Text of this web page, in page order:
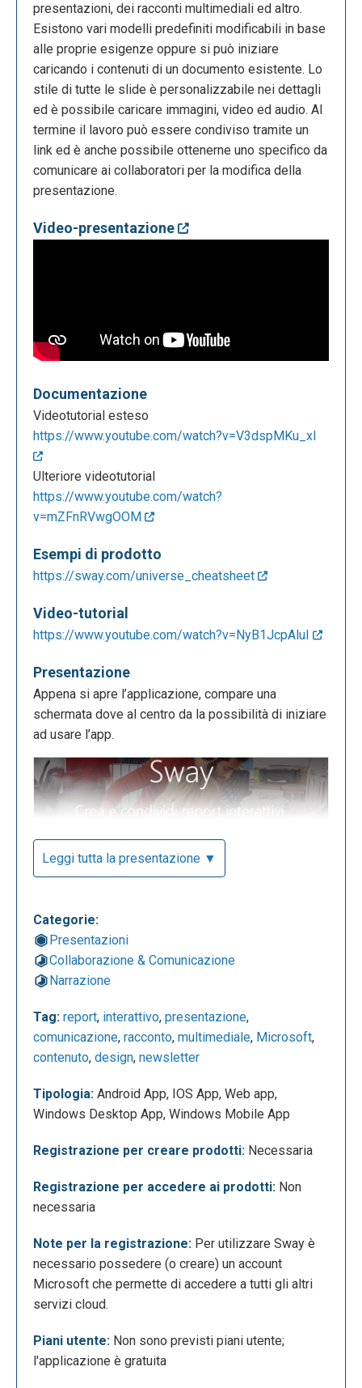
presentazioni, dei racconti multimediali ed altro.
Esistono vari modelli predefiniti modificabili in base
alle proprie esigenze oppure si può iniziare
caricando i contenuti di un documento esistente. Lo
stile di tutte le slide è personalizzabile nei dettagli
ed è possibile caricare immagini, video ed audio. Al
termine il lavoro può essere condiviso tramite un
link ed è anche possibile ottenerne uno specifico da
comunicare ai collaboratori per la modifica della
presentazione.
Video-presentazione
Documentazione
Videotutorial esteso
https://www.youtube.com/watch?v=V3dspMKu_xI
Ulteriore videotutorial
https://www.youtube.com/watch?
v=mZFnRVwgOOM
Esempi di prodotto
https://sway.com/universe_cheatsheet
Video-tutorial
https://www.youtube.com/watch?v=NyB1JcpAluI
Presentazione
Appena si apre l’applicazione, compare una
schermata dove al centro da la possibilità di iniziare
ad usare l’app.
account Microsoft (email o Skype) o inserire un
numero di telefono.
Ora che abbiamo effettuato l’accesso, possiamo
iniziare a creare le nostre presentazioni. Come
prima opzione ci viene data la possibilità di crearne
una nuova o iniziarne una partendo da un documento
già esistente.
Leggi tutta la presentazione ▼
Categorie:
Presentazioni
Collaborazione & Comunicazione
Narrazione
Tag: report, interattivo, presentazione,
comunicazione, racconto, multimediale, Microsoft,
contenuto, design, newsletter
Tipologia: Android App, IOS App, Web app,
Windows Desktop App, Windows Mobile App
Registrazione per creare prodotti: Necessaria
Registrazione per accedere ai prodotti: Non
necessaria
Note per la registrazione: Per utilizzare Sway è
necessario possedere (o creare) un account
Microsoft che permette di accedere a tutti gli altri
servizi cloud.
Piani utente: Non sono previsti piani utente;
l'applicazione è gratuita